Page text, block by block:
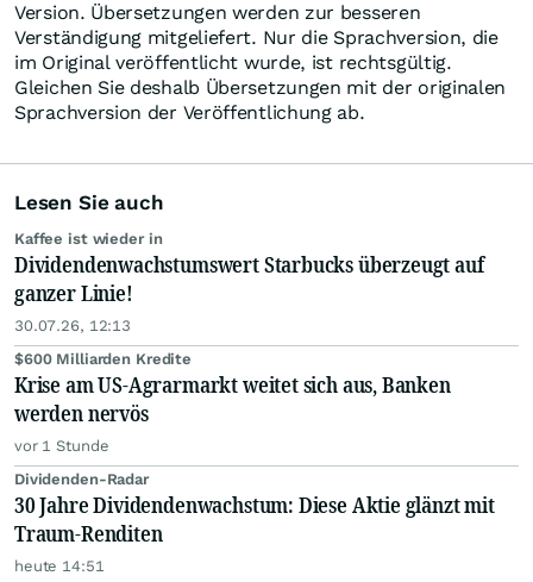
Version. Übersetzungen werden zur besseren
Verständigung mitgeliefert. Nur die Sprachversion, die
im Original veröffentlicht wurde, ist rechtsgültig.
Gleichen Sie deshalb Übersetzungen mit der originalen
Sprachversion der Veröffentlichung ab.
Lesen Sie auch
Kaffee ist wieder in
Dividendenwachstumswert Starbucks überzeugt auf
ganzer Linie!
30.07.26, 12:13
$600 Milliarden Kredite
Krise am US-Agrarmarkt weitet sich aus, Banken
werden nervös
vor 1 Stunde
Dividenden-Radar
30 Jahre Dividendenwachstum: Diese Aktie glänzt mit
Traum-Renditen
heute 14:51